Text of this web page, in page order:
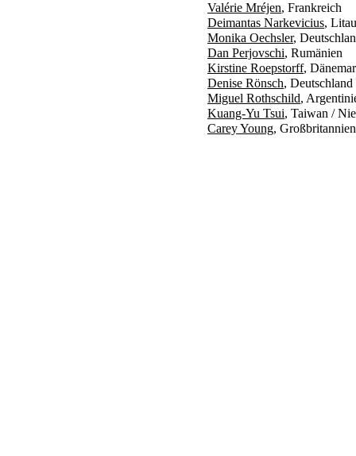
Valérie Mréjen, Frankreich
Deimantas Narkevicius,
Monika Oechsler,
Dan Perjovschi, Rumänien
Kirstine Roepstorff,
Denise Rönsch, Deutschland
Miguel Rothschild,
Kuang-Yu Tsui, Taiwan /
Carey Young, Großbritannien